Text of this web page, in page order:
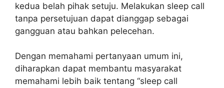
kedua belah pihak setuju. Melakukan sleep call
tanpa persetujuan dapat dianggap sebagai
gangguan atau bahkan pelecehan.
Dengan memahami pertanyaan umum ini,
diharapkan dapat membantu masyarakat
memahami lebih baik tentang “sleep call